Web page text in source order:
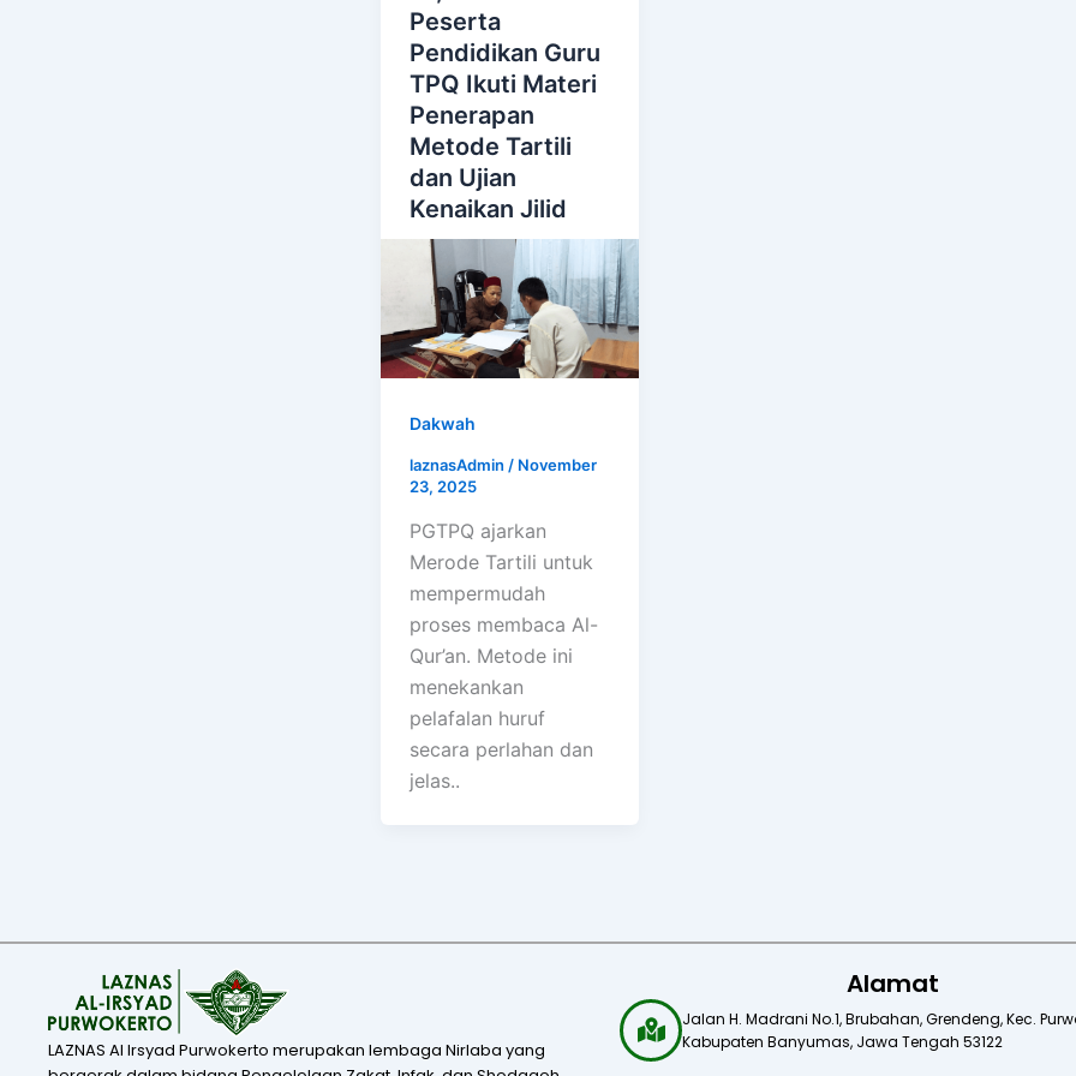
Peserta
Pendidikan Guru
TPQ Ikuti Materi
Penerapan
Metode Tartili
dan Ujian
Kenaikan Jilid
Dakwah
laznasAdmin / November
23, 2025
PGTPQ ajarkan
Merode Tartili untuk
mempermudah
proses membaca Al-
Qur’an. Metode ini
menekankan
pelafalan huruf
secara perlahan dan
jelas..
LAZNAS Al Irsyad Purwokerto merupakan lembaga Nirlaba yang
Alamat
Jalan H. Madrani No.1, Brubahan, Grendeng, Kec.
Kabupaten Banyumas, Jawa Tengah 53122​